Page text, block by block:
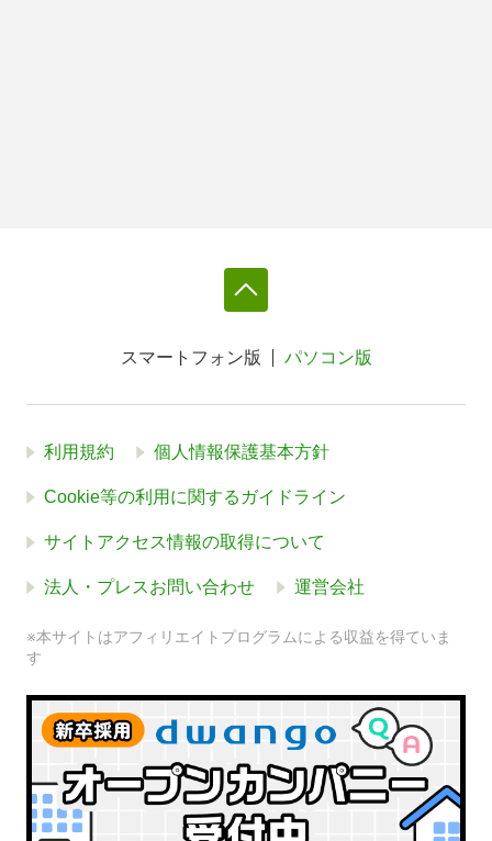
スマートフォン版 パソコン版
利用規約 個人情報保護基本方針
Cookie等の利用に関するガイドライン
サイトアクセス情報の取得について
法人・プレスお問い合わせ 運営会社
※本サイトはアフィリエイトプログラムによる収益を得ていま
す